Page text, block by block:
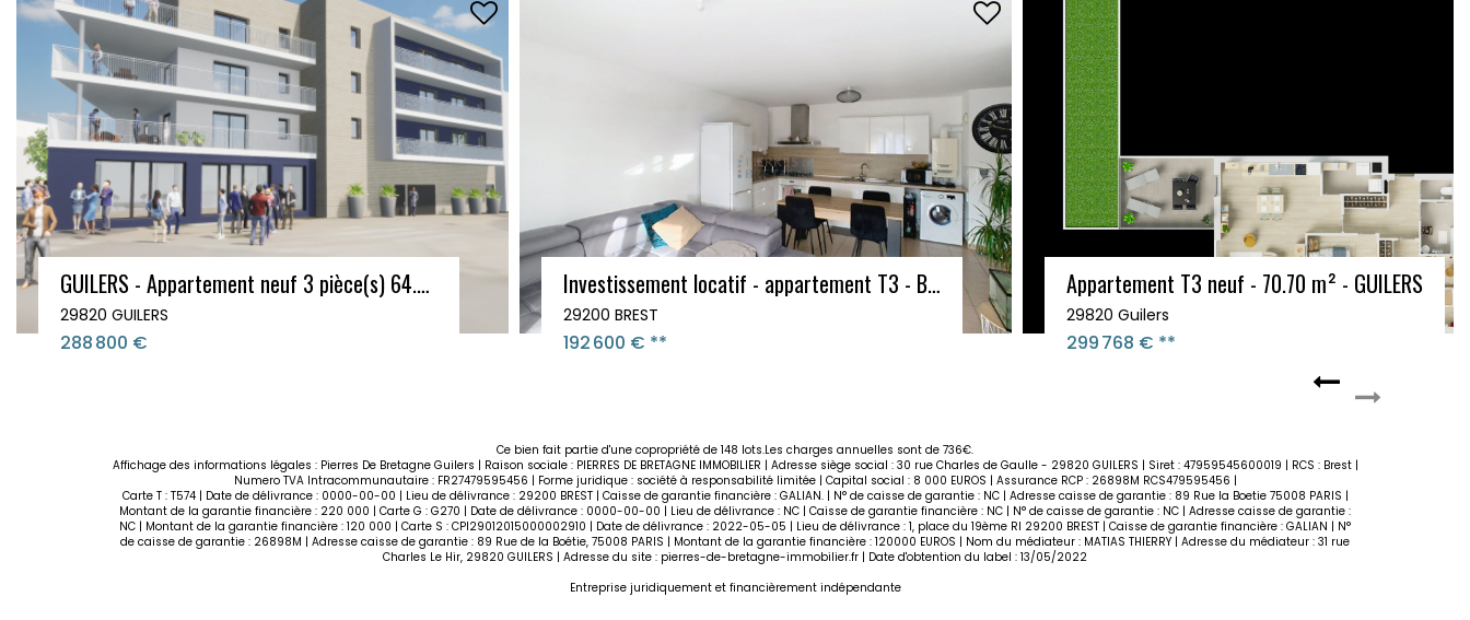
Investissement locatif - appartement T3 - BREST - Saint-Pierre
29200 BREST
192 600 €
Appartement T3 neuf - 70.70 m² - GUILERS
29820 Guilers
299 768 € **
Appartement T2 neuf - 49.90 m² - GUILERS
29820 GUILERS
215 180 €**
Ce bien fait partie d'une copropriété de 148 lots.Les charges annuelles sont de 736€.
Affichage des informations légales : Pierres De Bretagne Guilers | Raison sociale : PIERRES DE BRETAGNE IMMOBILIER | Adresse siège social : 30 rue Charles de Gaulle - 29820 GUILERS | Siret : 47959545600019 | RCS : Brest |
Numero TVA Intracommunautaire : FR27479595456 | Forme juridique : société à responsabilité limitée | Capital social : 8 000 EUROS | Assurance RCP : 26898M RCS479595456 |
Carte T : T574 | Date de délivrance : 0000-00-00 | Lieu de délivrance : 29200 BREST | Caisse de garantie financière : GALIAN. | N° de caisse de garantie : NC | Adresse caisse de garantie : 89 Rue la Boetie 75008 PARIS |
Montant de la garantie financière : 220 000 | Carte G : G270 | Date de délivrance : 0000-00-00 | Lieu de délivrance : NC | Caisse de garantie financière : NC | N° de caisse de garantie : NC | Adresse caisse de garantie :
NC | Montant de la garantie financière : 120 000 | Carte S : CPI29012015000002910 | Date de délivrance : 2022-05-05 | Lieu de délivrance : 1, place du 19ème RI 29200 BREST | Caisse de garantie financière : GALIAN | N°
de caisse de garantie : 26898M | Adresse caisse de garantie : 89 Rue de la Boétie, 75008 PARIS | Montant de la garantie financière : 120000 EUROS | Nom du médiateur : MATIAS THIERRY | Adresse du médiateur : 31 rue
Charles Le Hir, 29820 GUILERS | Adresse du site : pierres-de-bretagne-immobilier.fr | Date d'obtention du label : 13/05/2022
Entreprise juridiquement et financièrement indépendante